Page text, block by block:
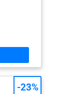
-23%